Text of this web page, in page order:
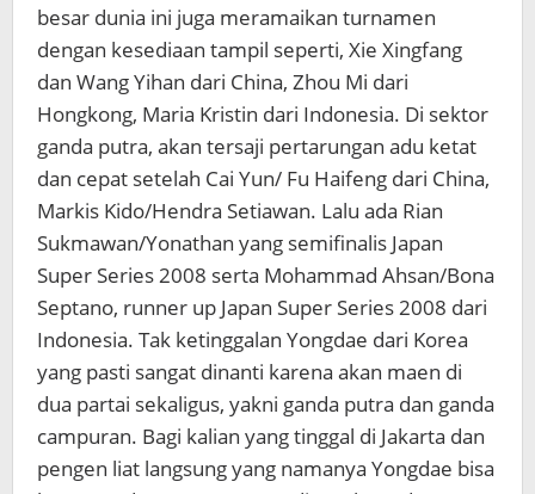
besar dunia ini juga meramaikan turnamen
dengan kesediaan tampil seperti, Xie Xingfang
dan Wang Yihan dari China, Zhou Mi dari
Hongkong, Maria Kristin dari Indonesia. Di sektor
ganda putra, akan tersaji pertarungan adu ketat
dan cepat setelah Cai Yun/ Fu Haifeng dari China,
Markis Kido/Hendra Setiawan. Lalu ada Rian
Sukmawan/Yonathan yang semifinalis Japan
Super Series 2008 serta Mohammad Ahsan/Bona
Septano, runner up Japan Super Series 2008 dari
Indonesia. Tak ketinggalan Yongdae dari Korea
yang pasti sangat dinanti karena akan maen di
dua partai sekaligus, yakni ganda putra dan ganda
campuran. Bagi kalian yang tinggal di Jakarta dan
pengen liat langsung yang namanya Yongdae bisa